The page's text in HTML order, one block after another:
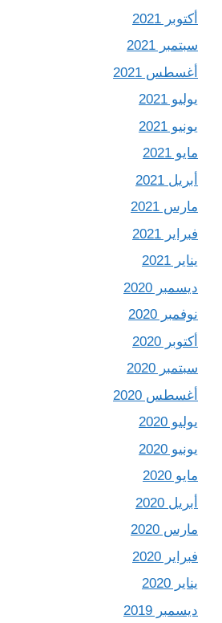
أكتوبر 2021
سبتمبر 2021
أغسطس 2021
يوليو 2021
يونيو 2021
مايو 2021
أبريل 2021
مارس 2021
فبراير 2021
يناير 2021
ديسمبر 2020
نوفمبر 2020
أكتوبر 2020
سبتمبر 2020
أغسطس 2020
يوليو 2020
يونيو 2020
مايو 2020
أبريل 2020
مارس 2020
فبراير 2020
يناير 2020
ديسمبر 2019